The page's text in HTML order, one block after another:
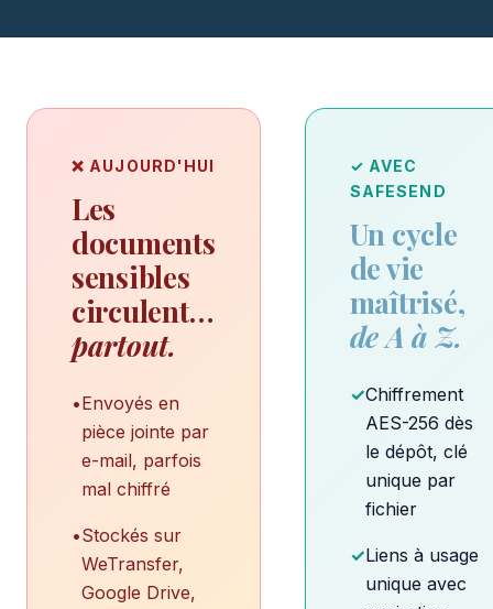
❌ AUJOURD'HUI
Les
documents
sensibles
circulent…
partout.
•Envoyés en
pièce jointe par
e-mail, parfois
mal chiffré
•Stockés sur
WeTransfer,
Google Drive,
✓ AVEC
SAFESEND
Un cycle
de vie
maîtrisé,
de A à Z.
✓Chiffrement
AES-256 dès
le dépôt, clé
unique par
fichier
✓Liens à usage
unique avec